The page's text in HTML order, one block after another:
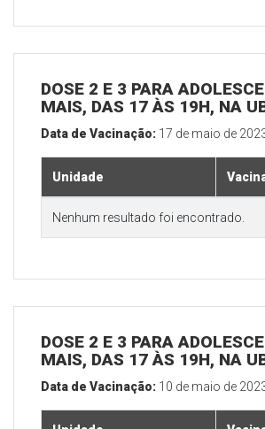
DOSE 2 E 3 PARA
MAIS, DAS 17 ÀS 19H, NA
Data de Vacinação: 17 de maio de
Unidade
Nenhum resultado foi encontrado.
DOSE 2 E 3 PARA
MAIS, DAS 17 ÀS 19H, NA
Data de Vacinação: 10 de maio de